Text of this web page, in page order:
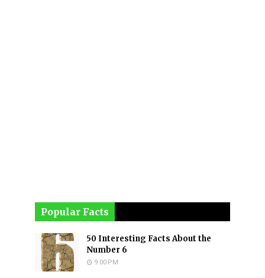
Popular Facts
50 Interesting Facts About the
Number 6
9:00 PM